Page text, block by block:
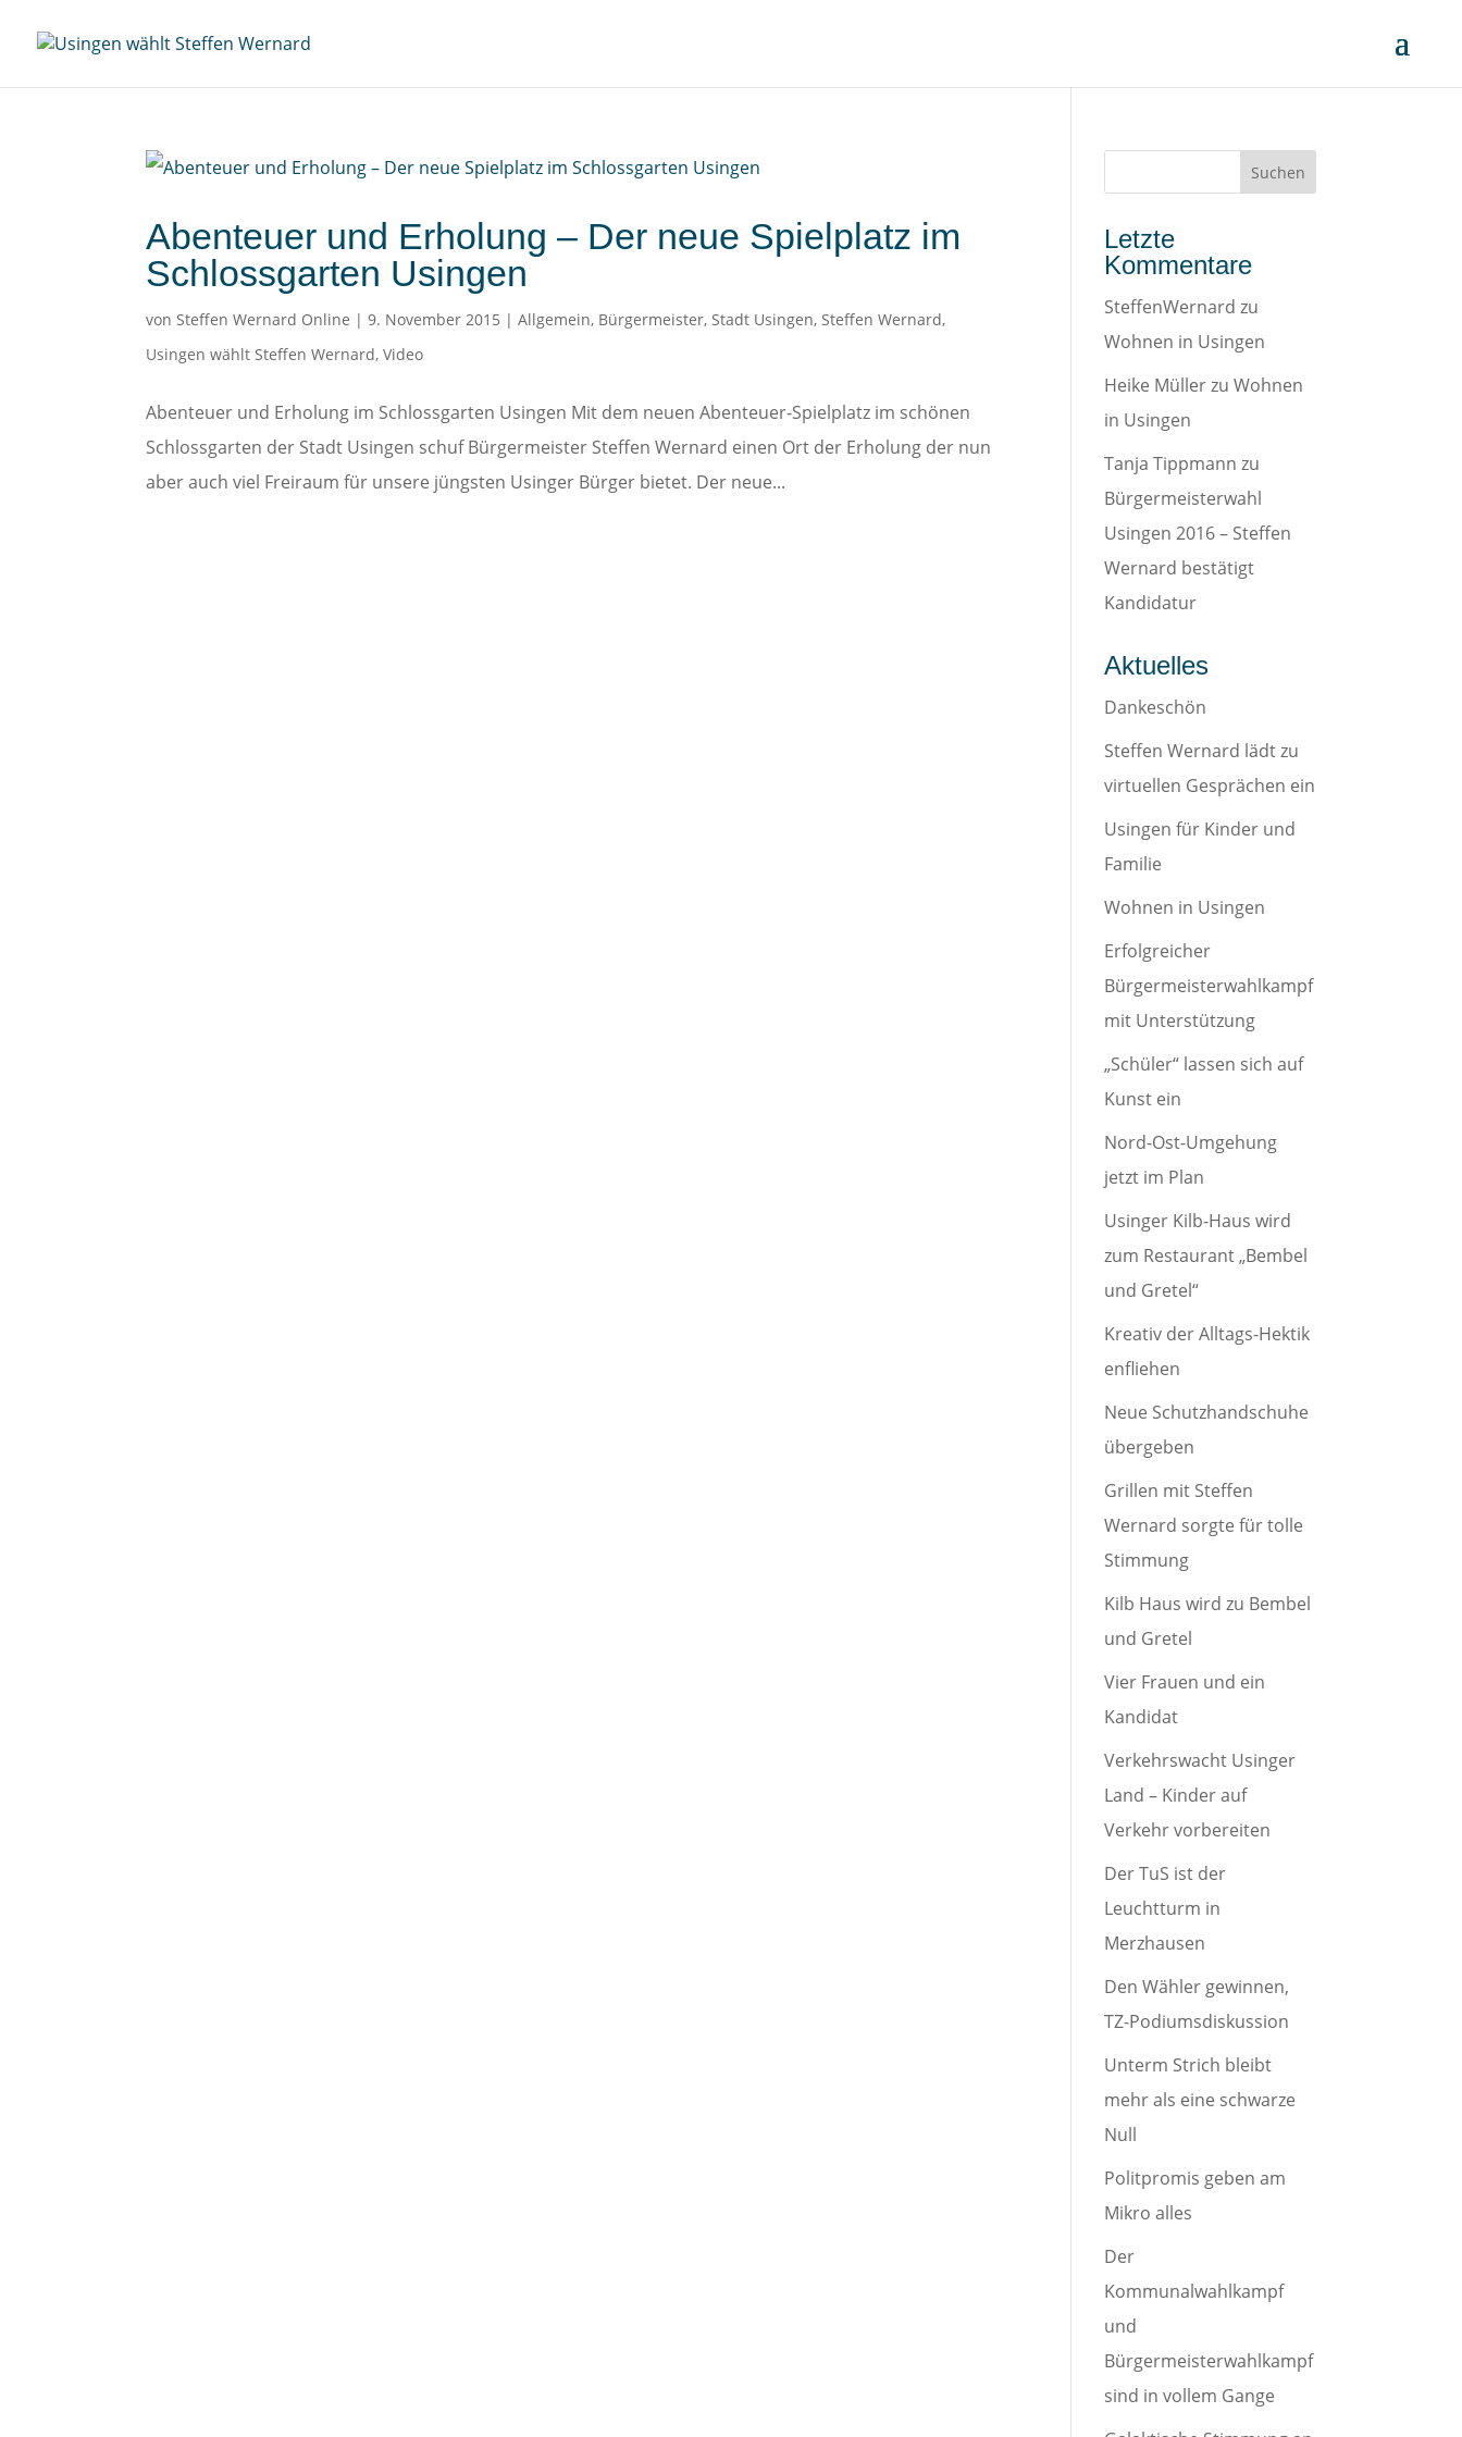
Abenteuer und Erholung – Der neue Spielplatz im
Schlossgarten Usingen
vonSteffen Wernard Online |9. November 2015 |Allgemein, Bürgermeister,Stadt Usingen,Steffen Wernard,
Usingen wählt Steffen Wernard,Video
Abenteuer und Erholung im Schlossgarten Usingen Mit dem neuen Abenteuer-Spielplatz im schönen
Schlossgarten der Stadt Usingen schuf Bürgermeister Steffen Wernard einen Ort der Erholung der nun
aber auch viel Freiraum für unsere jüngsten Usinger Bürger bietet. Der neue...
Letzte
Kommentare
SteffenWernard zu
Wohnen in Usingen
Heike MüllerzuWohnen
in Usingen
Tanja Tippmann zu
Bürgermeisterwahl
Usingen 2016 – Steffen
Wernard bestätigt
Kandidatur
Aktuelles
Dankeschön
Steffen Wernard lädt zu
virtuellen Gesprächen ein
Usingen für Kinder und
Familie
Wohnen in Usingen
Erfolgreicher
Bürgermeisterwahlkampf
mit Unterstützung
„Schüler“ lassen sich auf
Kunst ein
Nord-Ost-Umgehung
jetzt im Plan
Usinger Kilb-Haus wird
zum Restaurant „Bembel
und Gretel“
Kreativ der Alltags-Hektik
enfliehen
Neue Schutzhandschuhe
übergeben
Grillen mit Steffen
Wernard sorgte für tolle
Stimmung
Kilb Haus wird zu Bembel
und Gretel
Vier Frauen und ein
Kandidat
Verkehrswacht Usinger
Land – Kinder auf
Verkehr vorbereiten
Der TuS ist der
Leuchtturm in
Merzhausen
Den Wähler gewinnen,
TZ-Podiumsdiskussion
Unterm Strich bleibt
mehr als eine schwarze
Null
Politpromis geben am
Mikro alles
Der
Kommunalwahlkampf
und
Bürgermeisterwahlkampf
sind in vollem Gange